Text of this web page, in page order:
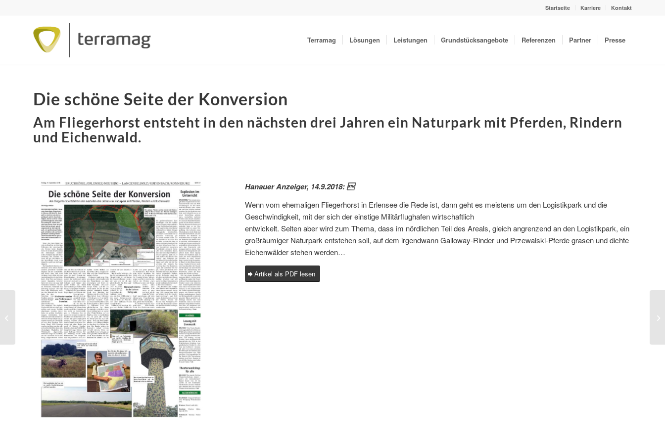
Startseite Karriere Kontakt
Terramag Lösungen Leistungen Grundstücksangebote Referenzen Partner Presse
Die schöne Seite der Konversion
Am Fliegerhorst entsteht in den nächsten drei Jahren ein Naturpark mit Pferden, Rindern
und Eichenwald.
Hanauer Anzeiger, 14.9.2018: 
Wenn vom ehemaligen Fliegerhorst in Erlensee die Rede ist, dann geht es meistens um den Logistikpark und die
Geschwindigkeit, mit der sich der einstige Militärflughafen wirtschaftlich
entwickelt. Selten aber wird zum Thema, dass im nördlichen Teil des Areals, gleich angrenzend an den Logistikpark, ein
großräumiger Naturpark entstehen soll, auf dem irgendwann Galloway-Rinder und Przewalski-Pferde grasen und dichte
Eichenwälder stehen werden…
Artikel als PDF lesen
Im Gebiet Walldorfer Weg wurde der
Ausbau erfolgreich abgeschlossen